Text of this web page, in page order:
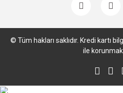
© Tüm hakları saklıdır. Kredi kartı
ile